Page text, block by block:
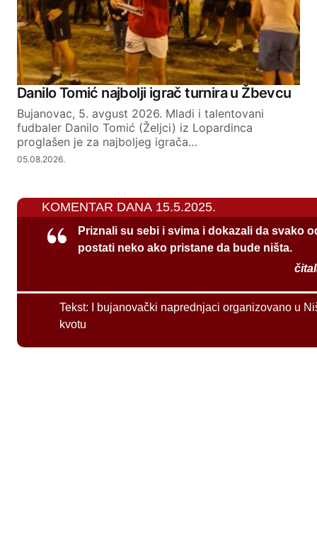
Danilo Tomić najbolji igrač turnira u Žbevcu
Bujanovac, 5. avgust 2026. Mladi i talentovani
fudbaler Danilo Tomić (Željci) iz Lopardinca
proglašen je za najboljeg igrača…
05.08.2026.
KOMENTAR DANA 15.5.2025.
Priznali su sebi i svima i dokazali da svako
postati neko ako pristane da bude ništa.
Tekst:
I bujanovački naprednjaci organizovano u
kvotu